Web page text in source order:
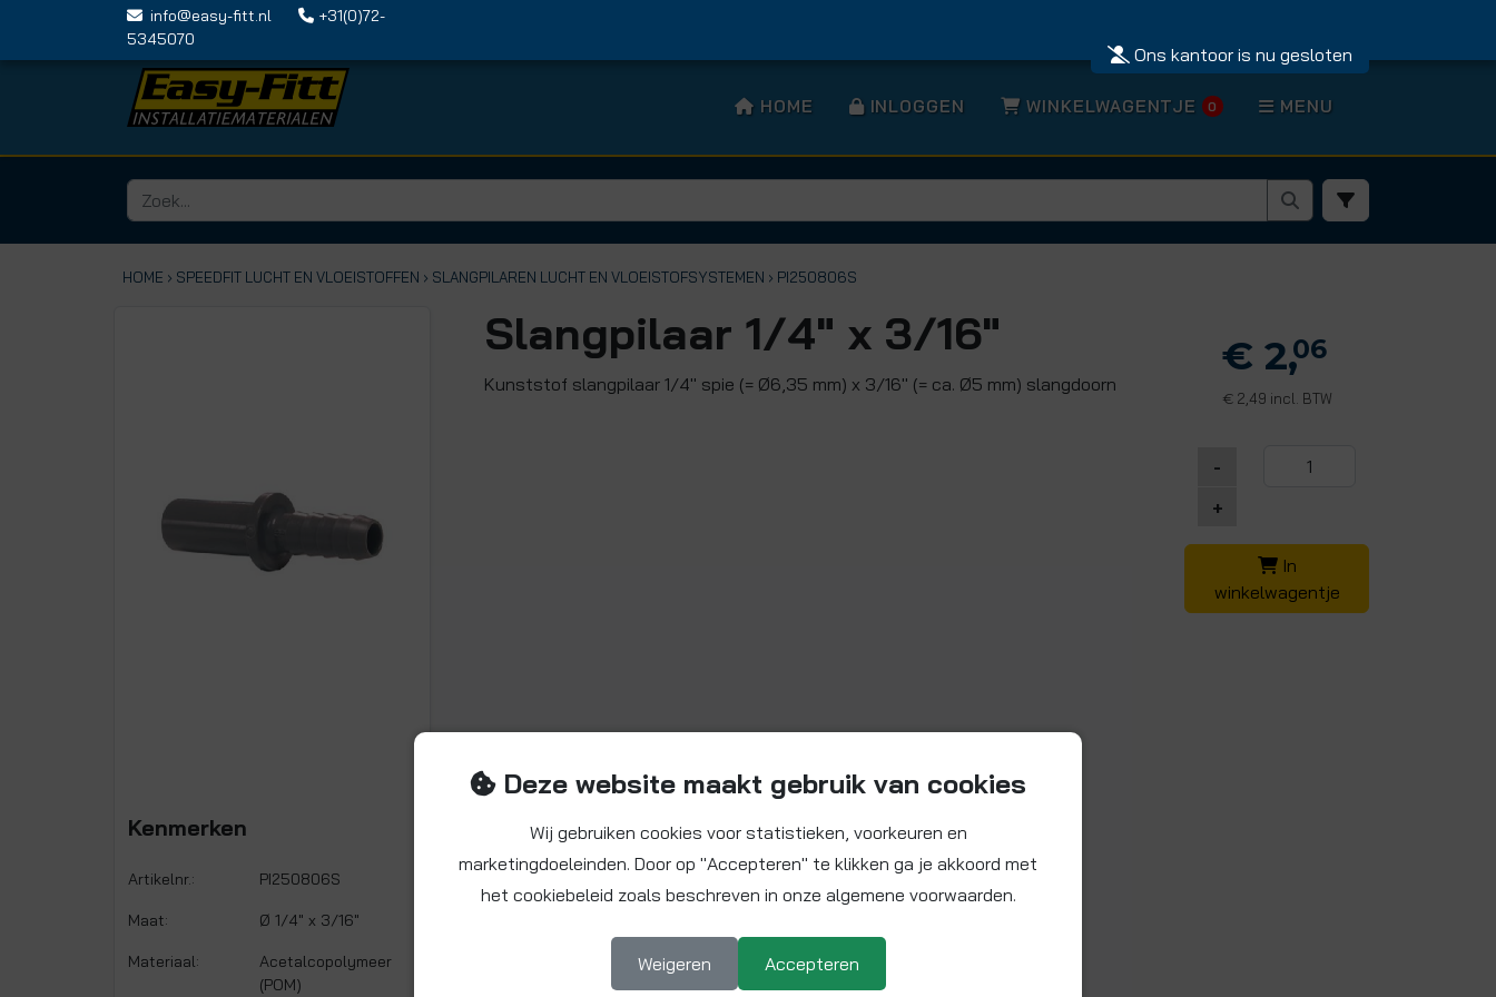
info@easy-fitt.nl
+31(0)72-
5345070
Ons kantoor is nu gesloten
HOME INLOGGEN WINKELWAGENTJE 0 MENU
HOME › SPEEDFIT LUCHT EN VLOEISTOFFEN › SLANGPILAREN LUCHT EN VLOEISTOFSYSTEMEN › PI250806S
Kenmerken
Artikelnr.: PI250806S
Maat: Ø 1/4" x 3/16"
Materiaal:
Acetalcopolymeer
(POM)
Slangpilaar 1/4" x 3/16"
Kunststof slangpilaar 1/4" spie (= Ø6,35 mm) x 3/16" (= ca. Ø5 mm) slangdoorn
€ 2,06
€2,49 incl. BTW
-
+
In
winkelwagentje
Deze website maakt gebruik van cookies
Wij gebruiken cookies voor statistieken, voorkeuren en
marketingdoeleinden. Door op "Accepteren" te klikken ga je akkoord met
het cookiebeleid zoals beschreven in onze algemene voorwaarden.
Weigeren Accepteren